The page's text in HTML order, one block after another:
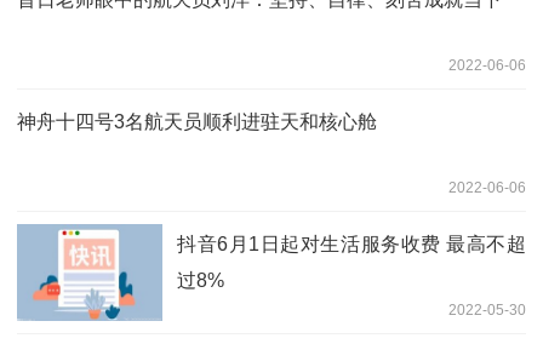
2022-06-06
神舟十四号3名航天员顺利进驻天和核心舱
2022-06-06
抖音6月1日起对生活服务收费 最高不超
过8%
2022-05-30